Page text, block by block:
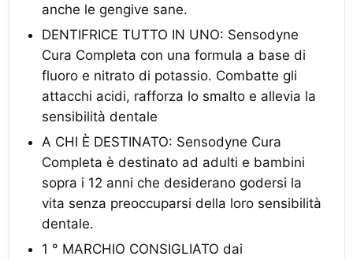
anche le gengive sane.
DENTIFRICE TUTTO IN UNO: Sensodyne
Cura Completa con una formula a base di
fluoro e nitrato di potassio. Combatte gli
attacchi acidi, rafforza lo smalto e allevia la
sensibilità dentale
A CHI È DESTINATO: Sensodyne Cura
Completa è destinato ad adulti e bambini
sopra i 12 anni che desiderano godersi la
vita senza preoccuparsi della loro sensibilità
dentale.
1 ° MARCHIO CONSIGLIATO dai